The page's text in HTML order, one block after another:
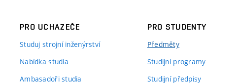
PRO UCHAZEČE
Studuj strojní inženýrství
Nabídka studia
Ambasadoři studia
PRO STUDENTY
Předměty
Studijní programy
Studijní předpisy